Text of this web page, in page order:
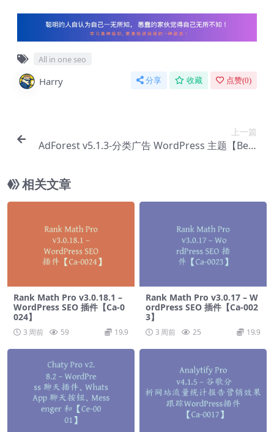
All in one seo
Harry 分享 收藏 点赞(0)
上一篇
AdForest v5.1.3-分类广告 WordPress 主题【Be-0
相关文章
Rank Math Pro v3.0.18.1 –
WordPress SEO 插件【Ca-0
024】
3 周前 59 19.9
Rank Math Pro v3.0.17 – W
ordPress SEO 插件【Ca-002
3】
3 周前 25 19.9